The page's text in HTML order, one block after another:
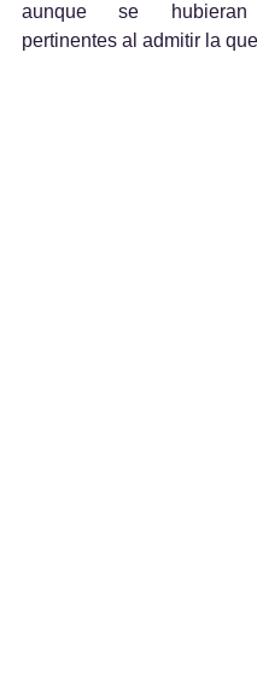
aunque se hubieran
pertinentes al admitir la